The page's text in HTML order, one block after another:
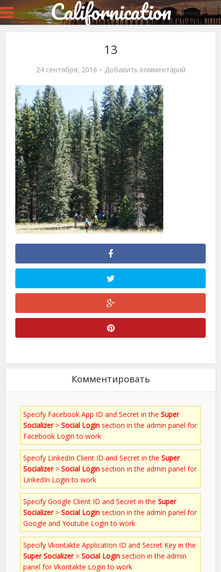
Californication
13
24 сентября, 2016 Добавить комментарий
Комментировать
Specify Facebook App ID and Secret in theSuper
Socializer>Social Login section in the admin panel for
Facebook Login to work
Specify LinkedIn Client ID and Secret in theSuper
Socializer>Social Login section in the admin panel for
LinkedIn Login to work
Specify Google Client ID and Secret in theSuper
Socializer>Social Login section in the admin panel for
Google and Youtube Login to work
Specify Vkontakte Application ID and Secret Key in the
Super Socializer>Social Login section in the admin
panel for Vkontakte Login to work